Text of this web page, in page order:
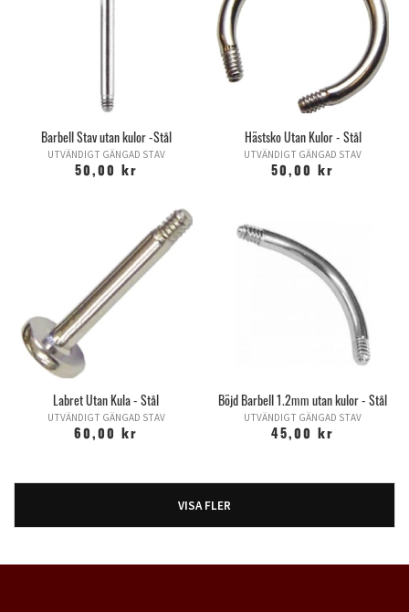
Barbell Stav utan kulor -Stål
UTVÄNDIGT GÄNGAD STAV
50,00 kr
Hästsko Utan Kulor - Stål
UTVÄNDIGT GÄNGAD STAV
50,00 kr
Labret Utan Kula - Stål
UTVÄNDIGT GÄNGAD STAV
60,00 kr
Böjd Barbell 1.2mm utan kulor - Stål
UTVÄNDIGT GÄNGAD STAV
45,00 kr
VISA FLER